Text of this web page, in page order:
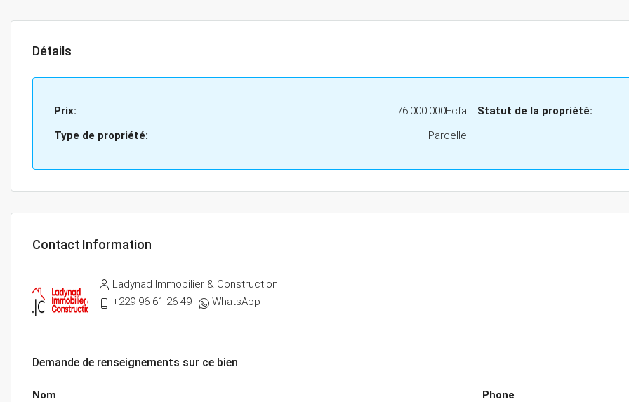
Détails
Prix:
76.000.000Fcfa
Type de propriété:
Parcelle
Statut de la propriété:
Contact Information
Ladynad Immobilier & Construction
+229 96 61 26 49
WhatsApp
Demande de renseignements sur ce bien
Nom Phone